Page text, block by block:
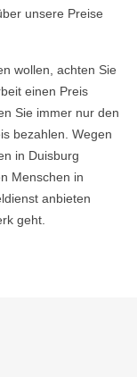
unsere Preise
wollen, achten Sie
einen Preis
Sie immer nur den
bezahlen. Wegen
in Duisburg
Menschen in
anbieten
geht.